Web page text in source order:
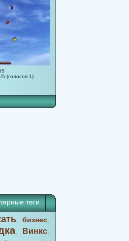
5 (голосов 1)
теги
,бизнес,
, Винкс,